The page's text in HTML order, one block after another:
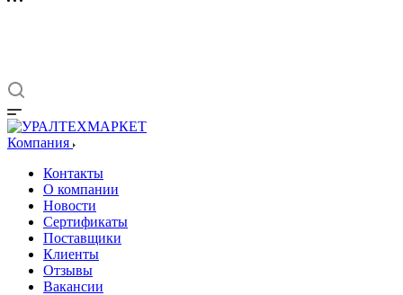
Компания
Контакты
О компании
Новости
Сертификаты
Поставщики
Клиенты
Отзывы
Вакансии